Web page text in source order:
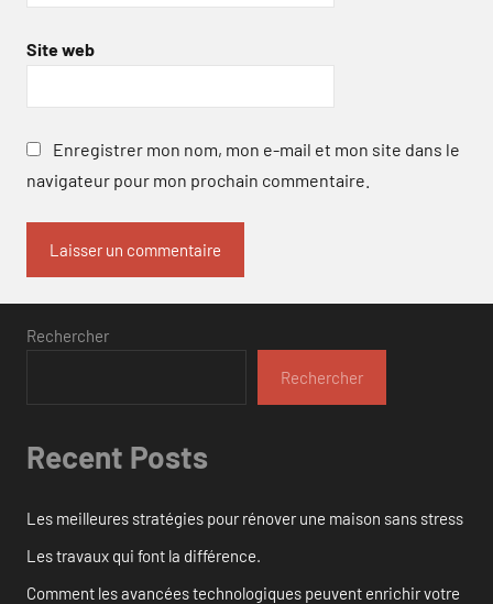
Site web
Enregistrer mon nom, mon e-mail et mon site dans le
navigateur pour mon prochain commentaire.
Rechercher
Rechercher
Recent Posts
Les meilleures stratégies pour rénover une maison sans stress
Les travaux qui font la différence.
Comment les avancées technologiques peuvent enrichir votre